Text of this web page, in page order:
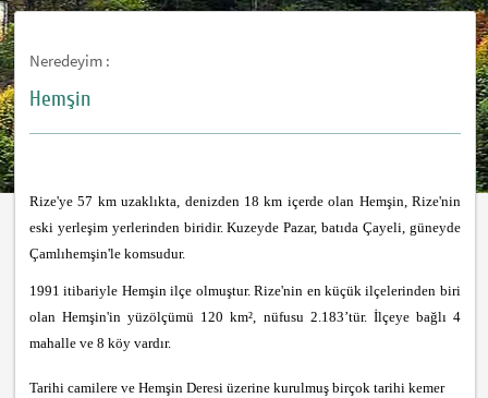
Neredeyim :
Hemşin
Rize'ye 57 km uzaklıkta, denizden 18 km içerde olan Hemşin, Rize'nin
eski yerleşim yerlerinden biridir. Kuzeyde Pazar, batıda Çayeli, güneyde
Çamlıhemşin'le komsudur.
1991 itibariyle Hemşin ilçe olmuştur. Rize'nin en küçük ilçelerinden biri
olan Hemşin'in yüzölçümü 120 km², nüfusu 2.183’tür. İlçeye bağlı 4
mahalle ve 8 köy vardır.
Tarihi camilere ve Hemşin Deresi üzerine kurulmuş birçok tarihi kemer